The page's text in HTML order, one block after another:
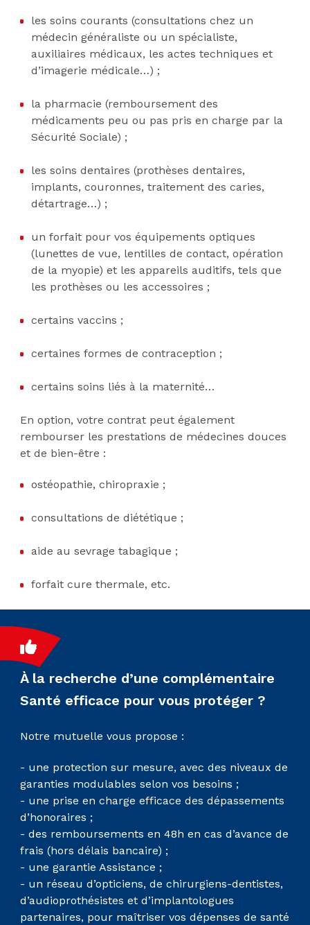
les soins courants (consultations chez un
médecin généraliste ou un spécialiste,
auxiliaires médicaux, les actes techniques et
d’imagerie médicale…) ;
la pharmacie (remboursement des
médicaments peu ou pas pris en charge par la
Sécurité Sociale) ;
les soins dentaires (prothèses dentaires,
implants, couronnes, traitement des caries,
détartrage…) ;
un forfait pour vos équipements optiques
(lunettes de vue, lentilles de contact, opération
de la myopie) et les appareils auditifs, tels que
les prothèses ou les accessoires ;
certains vaccins ;
certaines formes de contraception ;
certains soins liés à la maternité…
En option, votre contrat peut également
rembourser les prestations de médecines douces
et de bien-être :
ostéopathie, chiropraxie ;
consultations de diététique ;
aide au sevrage tabagique ;
forfait cure thermale, etc.
À la recherche d’une complémentaire
Santé efficace pour vous protéger ?
Notre mutuelle vous propose :
- une protection sur mesure, avec des niveaux de
garanties modulables selon vos besoins ;
- une prise en charge efficace des dépassements
d’honoraires ;
- des remboursements en 48h en cas d’avance de
frais (hors délais bancaire) ;
- une garantie Assistance ;
- un réseau d’opticiens, de chirurgiens-dentistes,
d’audioprothésistes et d’implantologues
partenaires, pour maîtriser vos dépenses de santé